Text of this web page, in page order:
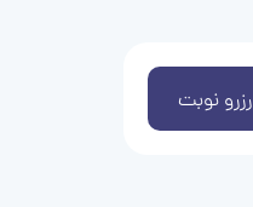
رزرو نوبت